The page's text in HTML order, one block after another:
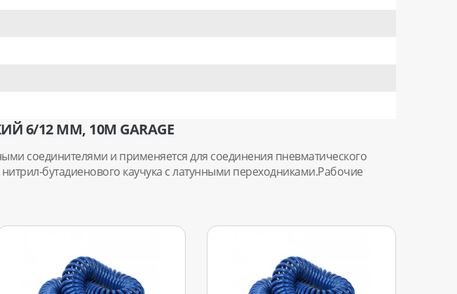
12 ММ, 10М GARAGE
соединителями и применяется для соединения пневматического
бутадиенового каучука с латунными переходниками.Рабочие